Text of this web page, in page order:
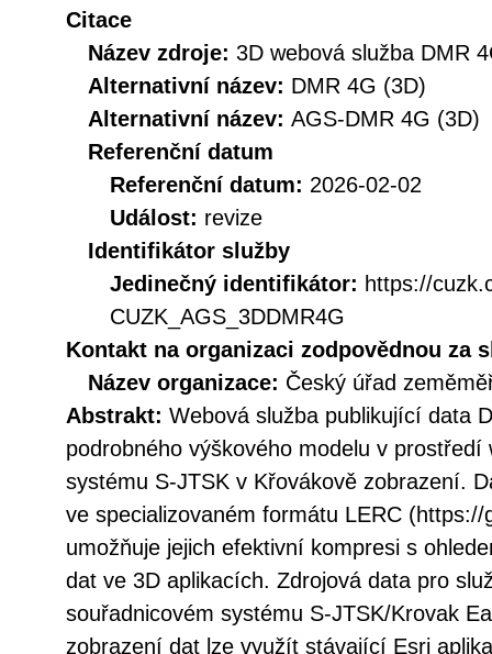
Citace
Název zdroje: 3D webová služba DMR
Alternativní název: DMR 4G (3D)
Alternativní název: AGS-DMR 4G (3D)
Referenční datum
Referenční datum: 2026-02-02
Událost: revize
Identifikátor služby
Jedinečný identifikátor: https://
CUZK_AGS_3DDMR4G
Kontakt na organizaci zodpovědnou za
Název organizace: Český úřad
Abstrakt: Webová služba publikující data
podrobného výškového modelu v
systému S-JTSK v Křovákově zobrazení.
ve specializovaném formátu LERC
umožňuje jejich efektivní kompresi s
dat ve 3D aplikacích. Zdrojová data pro
souřadnicovém systému S-JTSK/Krovak
zobrazení dat lze využít stávající Esri